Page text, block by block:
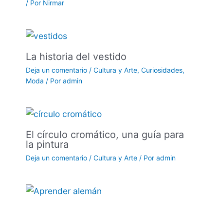
/ Por Nirmar
La historia del vestido
Deja un comentario / Cultura y Arte, Curiosidades,
Moda / Por admin
El círculo cromático, una guía para
la pintura
Deja un comentario / Cultura y Arte/ Por admin